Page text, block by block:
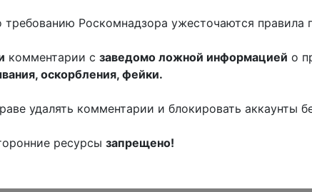
требованию Роскомнадзора ужесточаются правила
комментарии с заведомо ложной информацией о
оскорбления, фейки.
удалять комментарии и блокировать аккаунты
ресурсы запрещено!